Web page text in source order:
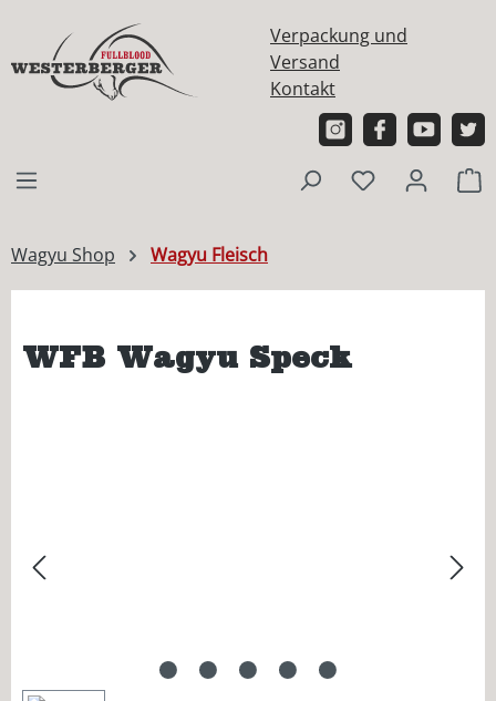
Verpackung und
Versand
Kontakt
Wagyu Shop Wagyu Fleisch
WFB Wagyu Speck